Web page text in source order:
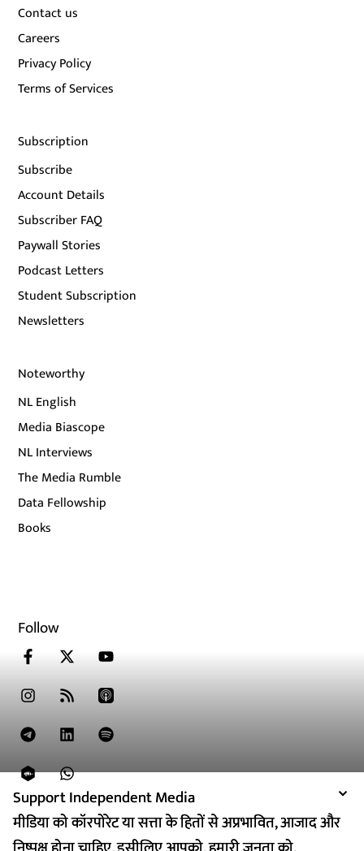
Support Independent Media
मीडिया को कॉरपोरेट या सत्ता के हितों से अप्रभावित, आजाद और
Support Independent Media
मीडिया को कॉरपोरेट या सत्ता के हितों से अप्रभावित, आजाद और
Contact us
Careers
Privacy Policy
Terms of Services
Subscription
Subscribe
Account Details
Subscriber FAQ
Paywall Stories
Podcast Letters
Student Subscription
Newsletters
Noteworthy
NL English
Media Biascope
NL Interviews
The Media Rumble
Data Fellowship
Books
Follow